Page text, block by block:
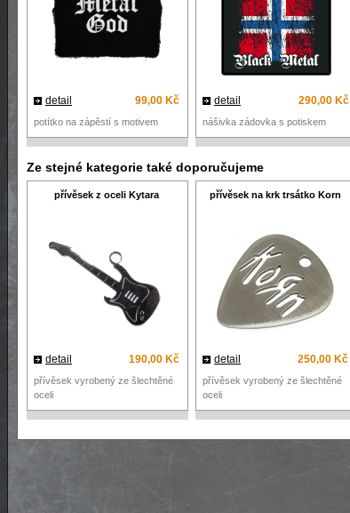
99,00 Kč
detail 290,00 Kč
detail
potítko na zápěstí s motivem nášivka zádovka s potiskem
Ze stejné kategorie také doporučujeme
přívěsek z oceli Kytara přívěsek na krk trsátko Korn
190,00 Kč
detail 250,00 Kč
detail
přívěsek vyrobený ze šlechtěné
oceli
přívěsek vyrobený ze šlechtěné
oceli